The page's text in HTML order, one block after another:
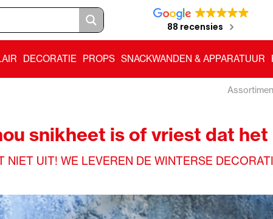
88 recensies
DECORATIE PROPS SNACKWANDEN & APPARATUUR
snikheet is of vriest dat
NIET UIT! WE LEVEREN DE WINTERSE